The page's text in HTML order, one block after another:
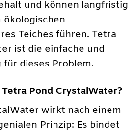
und können langfristig
ökologischen
Teiches führen. Tetra
ist die einfache und
dieses Problem.
Pond CrystalWater?
wirkt nach einem
Prinzip: Es bindet